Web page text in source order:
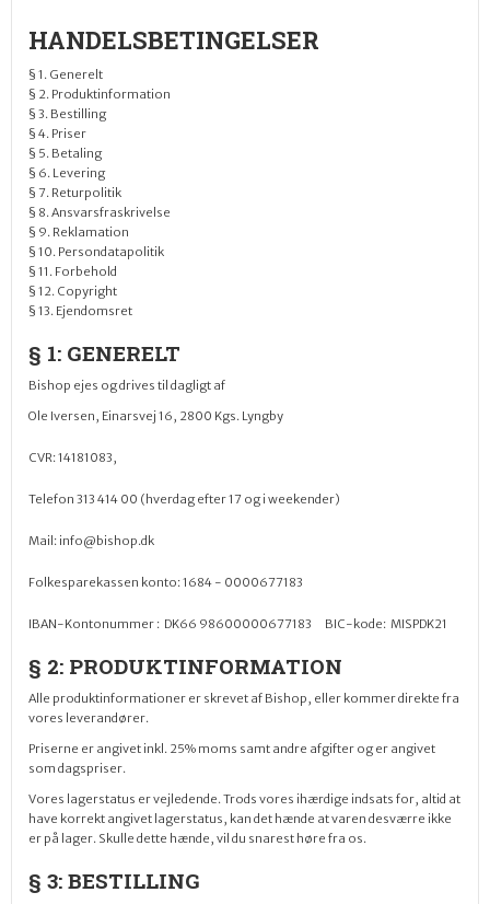
HANDELSBETINGELSER
§ 1. Generelt
§ 2. Produktinformation
§ 3. Bestilling
§ 4. Priser
§ 5. Betaling
§ 6. Levering
§ 7. Returpolitik
§ 8. Ansvarsfraskrivelse
§ 9. Reklamation
§ 10. Persondatapolitik
§ 11. Forbehold
§ 12. Copyright
§ 13. Ejendomsret
§ 1: GENERELT
Bishop ejes og drives til dagligt af
Ole Iversen, Einarsvej 16, 2800 Kgs. Lyngby
CVR: 14181083,
Telefon 313 414 00 (hverdag efter 17 og i weekender)
Mail: info@bishop.dk
Folkesparekassen konto: 1684 - 0000677183
IBAN-Kontonummer : DK66 98600000677183 BIC-kode: MISPDK21
§ 2: PRODUKTINFORMATION
Alle produktinformationer er skrevet af Bishop, eller kommer direkte fra
vores leverandører.
Priserne er angivet inkl. 25% moms samt andre afgifter og er angivet
som dagspriser.
Vores lagerstatus er vejledende. Trods vores ihærdige indsats for, altid at
have korrekt angivet lagerstatus, kan det hænde at varen desværre ikke
er på lager. Skulle dette hænde, vil du snarest høre fra os.
§ 3: BESTILLING